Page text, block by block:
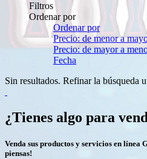
Filtros
Ordenar por
Ordenar por
Precio: de menor a
Precio: de mayor a
Fecha
Sin resultados. Refinar la búsqueda
¿Tienes algo para
Venda sus productos y servicios en línea
piensas!